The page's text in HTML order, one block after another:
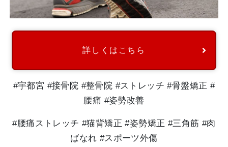
詳しくはこちら
#宇都宮 #接骨院 #整骨院 #ストレッチ #骨盤矯正 #
腰痛 #姿勢改善
#腰痛ストレッチ #猫背矯正 #姿勢矯正 #三角筋 #肉
ばなれ #スポーツ外傷